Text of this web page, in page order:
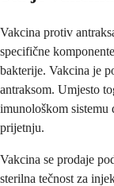
Vakcina protiv
specifične
bakterije. Vakcina je
antraksom. Umjesto
imunološkom sistemu
prijetnju.
Vakcina se prodaje
sterilna tečnost za